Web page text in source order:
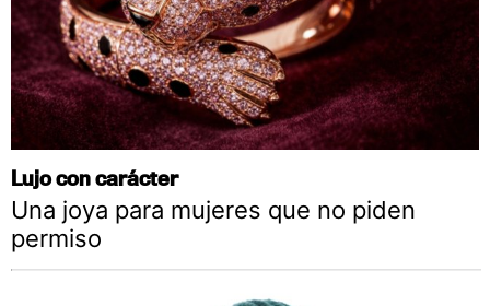
Lujo con carácter
Una joya para mujeres que no piden
permiso